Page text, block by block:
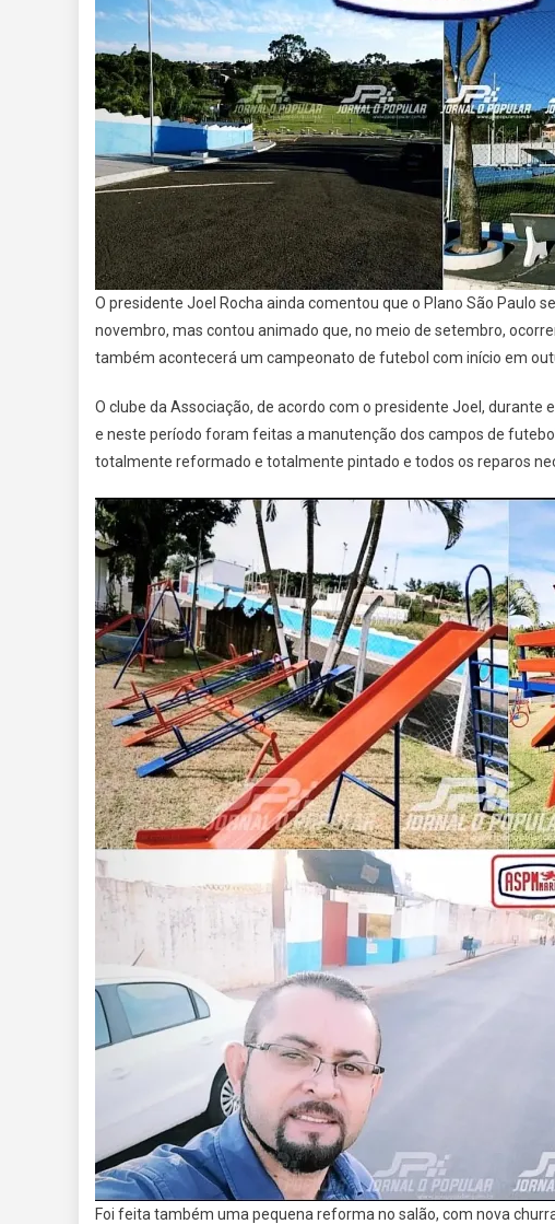
O presidente Joel Rocha ainda comentou que o Plano São Paulo
novembro, mas contou animado que, no meio de setembro,
também acontecerá um campeonato de futebol com início em
O clube da Associação, de acordo com o presidente Joel,
e neste período foram feitas a manutenção dos campos de
totalmente reformado e totalmente pintado e todos os reparos
Foi feita também uma pequena reforma no salão, com nova